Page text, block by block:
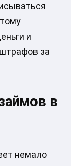
и
за
в
немало